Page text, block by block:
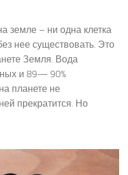
земле – ни одна клетка
нее существовать. Это
Земля. Вода
и 89— 90%
планете не
прекратится. Но